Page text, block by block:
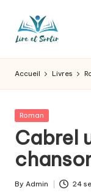
L
ir
e
e
t
s
o
pour
les
goûts,
des
sorties
pour
Accueil Livres
Posted
Roman
Cabrel
Posted
By Admin 24